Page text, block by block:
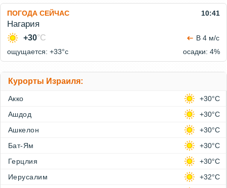
ПОГОДА СЕЙЧАС 10:41
Нагария
+30°C
В 4 м/с
ощущается: +33°c
осадки: 4%
Курорты Израиля:
Акко
+30°C
Ашдод
+30°C
Ашкелон
+30°C
Бат-Ям
+30°C
Герцлия
+30°C
Иерусалим
+32°C